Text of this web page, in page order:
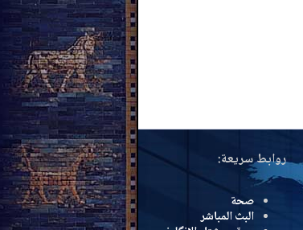
روابط سريعة:
صحة
البث المباشر